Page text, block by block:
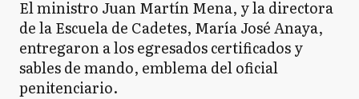
El ministro Juan Martín Mena, y la directora
de la Escuela de Cadetes, María José Anaya,
entregaron a los egresados certificados y
sables de mando, emblema del oficial
penitenciario.